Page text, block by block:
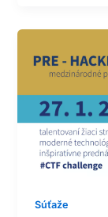
Súťaže
ročník
Hackfestu
bude
opäť
hostiť
elitu
hackingu